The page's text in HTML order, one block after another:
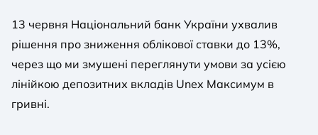
13 червня Національний банк України ухвалив
рішення про зниження облікової ставки до 13%,
через що ми змушені переглянути умови за усією
лінійкою депозитних вкладів Unex Максимум в
гривні.